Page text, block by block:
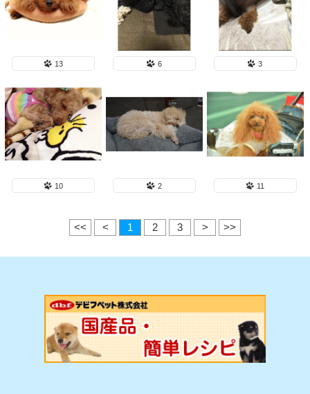
13 6 3
10 2 11
<< < 1 2 3 > >>